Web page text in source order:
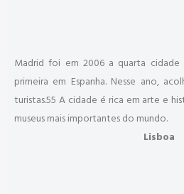
Madrid foi em 2006 a quarta cidade
primeira em Espanha. Nesse ano,
turistas.55 A cidade é rica em arte e
museus mais importantes do mundo.
Lisboa